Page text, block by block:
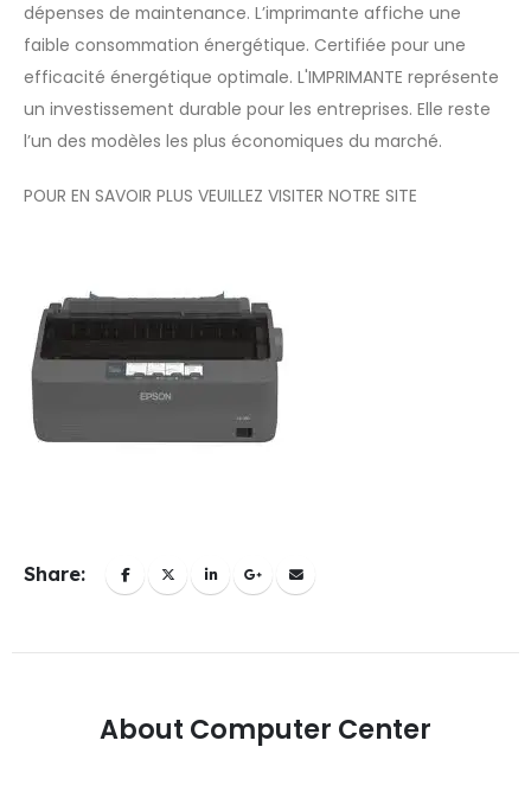
dépenses de maintenance. L’imprimante affiche une
faible consommation énergétique. Certifiée pour une
efficacité énergétique optimale. L'IMPRIMANTE représente
un investissement durable pour les entreprises. Elle reste
l’un des modèles les plus économiques du marché.
POUR EN SAVOIR PLUS VEUILLEZ VISITER NOTRE SITE
Share:
About Computer Center